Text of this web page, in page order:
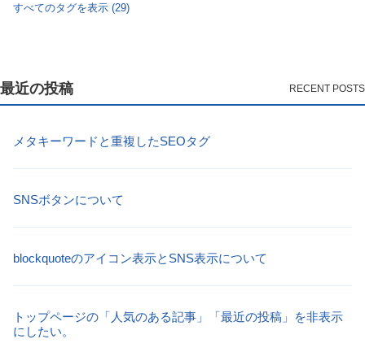
すべてのタグを表示 (29)
最近の投稿
メタキーワードと重複したSEOタグ
SNSボタンについて
blockquoteのアイコン表示とSNS表示について
トップページの「人気のある記事」「最近の投稿」を非表示
にしたい。